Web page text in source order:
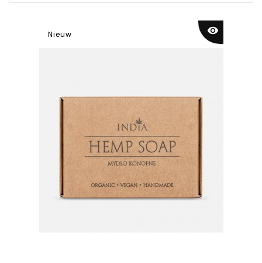
Nieuw visibility